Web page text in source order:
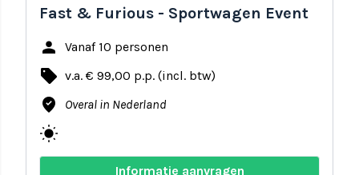
Fast & Furious - Sportwagen Event
person Vanaf 10 personen
local_offer v.a. € 99,00 p.p. (incl. btw)
where_to_vote Overal in Nederland
wb_sunny
Informatie aanvragen